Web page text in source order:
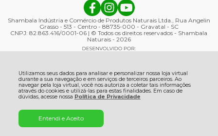
Utilizamos seus dados para analisar e personalizar nossa loja virtual
durante a sua navegação e em serviços de terceiros parceiros. Ao
navegar pela loja virtual, você nos autoriza a coletar tais informações
através do cookies e utilizá-las para estas finalidades. Em caso de
dúvidas, acesse nossa Política de Privacidade
Entendi e Aceito
Shambala Indústria e Comércio de Produtos Naturais Ltda., Rua Angelin
Grasso - 513 - Centro - 88735-000 - Gravatal - SC
CNPJ: 82.863.416/0001-06 | © Todos os direitos reservados - Shambala
Naturais - 2026